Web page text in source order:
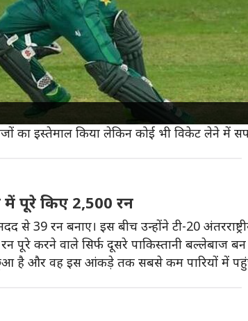
शुरुआत
रिजवान की सलामी जोड़ी ने टीम को शानदार
ही 21 रनों का योगदान दिया।
का इस्तेमाल किया लेकिन कोई भी विकेट लेने में
में पूरे किए 2,500 रन
से 39 रन बनाए। इस बीच उन्होंने टी-20
पूरे करने वाले सिर्फ दूसरे पाकिस्तानी बल्लेबाज
है और वह इस आंकड़े तक सबसे कम पारियों में